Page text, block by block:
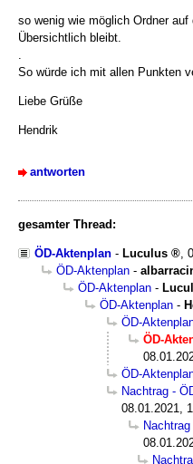
so wenig wie möglich Ordner
Übersichtlich bleibt.
.
So würde ich mit allen Punkten
Liebe Grüße
Hendrik
antworten
gesamter Thread:
ÖD-Aktenplan - Luculus
ÖD-Aktenplan -
ÖD-Aktenplan -
ÖD-Aktenplan -
ÖD-
ÖD-
ÖD-
Nachtrag -
08.01.2021,